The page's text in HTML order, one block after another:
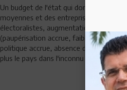
Un budget de l'état qui donne la
moyennes et des entreprises (effectif
électoralistes, augmentation des
(paupérisation accrue, faiblesse des
politique accrue, absence de politique
plus le pays dans l'inconnu et la pauvreté